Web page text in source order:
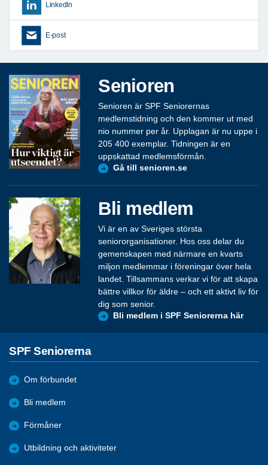
LinkedIn
E-post
Senioren
Senioren är SPF Seniorernas
medlemstidning och den kommer ut med
nio nummer per år. Upplagan är nu uppe i
205 400 exemplar. Tidningen är en
uppskattad medlemsförmån.
Gå till senioren.se
Bli medlem
Vi är en av Sveriges största
seniororganisationer. Hos oss delar du
gemenskapen med närmare en kvarts
miljon medlemmar i föreningar över hela
landet. Tillsammans verkar vi för att skapa
bättre villkor för äldre – och ett aktivt liv för
dig som senior.
Bli medlem i SPF Seniorerna här
SPF Seniorerna
Om förbundet
Bli medlem
Förmåner
Utbildning och aktiviteter